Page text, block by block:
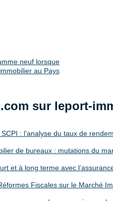
neuf lorsque
au Pays
sur leport-
: l’analyse du taux de
de bureaux : mutations du
et à long terme avec
Fiscales sur le Marché